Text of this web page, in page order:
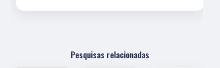
Pesquisas relacionadas